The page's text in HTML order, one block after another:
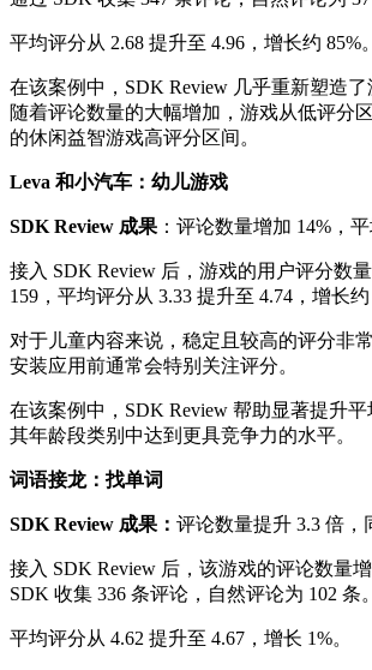
平均评分从 2.68 提升至 4.96，增长约 85%。
在该案例中，SDK Review 几乎重新塑造了
随着评论数量的大幅增加，游戏从低评分
的休闲益智游戏高评分区间。
Leva 和小汽车：幼儿游戏
SDK Review 成果 ：评论数量增加 14%，
接入 SDK Review 后，游戏的用户评分数
159，平均评分从 3.33 提升至 4.74，增长约
对于儿童内容来说，稳定且较高的评分非
安装应用前通常会特别关注评分。
在该案例中，SDK Review 帮助显著提升
其年龄段类别中达到更具竞争力的水平。
词语接龙：找单词
SDK Review 成果： 评论数量提升 3.3 倍，
接入 SDK Review 后，该游戏的评论数量
SDK 收集 336 条评论，自然评论为 102 条。
平均评分从 4.62 提升至 4.67，增长 1%。